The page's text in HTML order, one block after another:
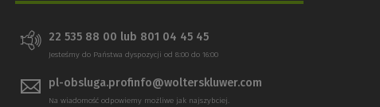
22 535 88 00 lub 801 04 45 45
Jesteśmy do Państwa dyspozycji od 8:00 do 16:00
pl-obsluga.profinfo@wolterskluwer.com
Na wiadomość odpowiemy możliwe jak najszybciej.